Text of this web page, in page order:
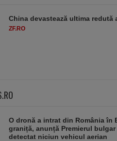
China devastează ultima redută
ZF.RO
O dronă a intrat din România în
graniță, anunță Premierul
detectat niciun vehicul aerian